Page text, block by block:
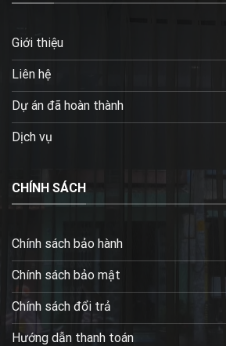
Giới thiệu
Liên hệ
Dự án đã hoàn thành
Dịch vụ
CHÍNH SÁCH
Chính sách bảo hành
Chính sách bảo mật
Chính sách đổi trả
Hướng dẫn thanh toán